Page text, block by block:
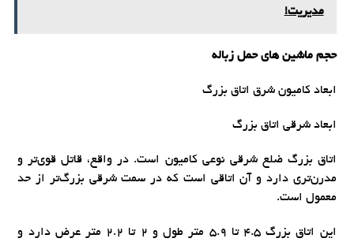
مدیریت!
حجم ماشین های حمل زباله
ابعاد کامیون شرق اتاق بزرگ
ابعاد شرقی اتاق بزرگ
اتاق بزرگ ضلع شرقی نوعی کامیون است. در واقع، قاتل قوی‌تر و
مدرن‌تری دارد و آن اتاقی است که در سمت شرقی بزرگ‌تر از حد
معمول است.
این اتاق بزرگ 4.5 تا 5.9 متر طول و 2 تا 2.2 متر عرض دارد و